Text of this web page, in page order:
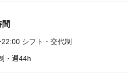
シフト・交代制
・週44h